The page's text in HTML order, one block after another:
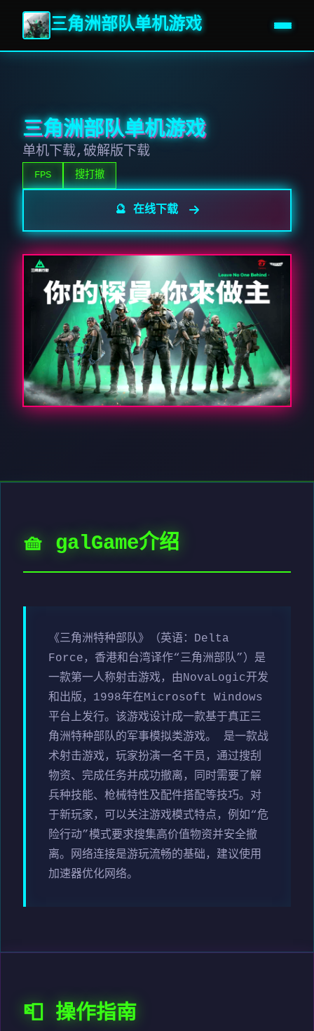
三角洲部队单机游戏
三角洲部队单机游戏
单机下载,破解版下载
FPS 搜打撤
🔮 在线下载
🧺 galGame介绍
《三角洲特种部队》（英语：Delta
Force，香港和台湾译作“三角洲部队”）是
一款第一人称射击游戏，由NovaLogic开发
和出版，1998年在Microsoft Windows
平台上发行。该游戏设计成一款基于真正三
角洲特种部队的军事模拟类游戏。 是一款战
术射击游戏，玩家扮演一名干员，通过搜刮
物资、完成任务并成功撤离，同时需要了解
兵种技能、枪械特性及配件搭配等技巧。对
于新玩家，可以关注游戏模式特点，例如“危
险行动”模式要求搜集高价值物资并安全撤
离。网络连接是游玩流畅的基础，建议使用
加速器优化网络。
📮 操作指南